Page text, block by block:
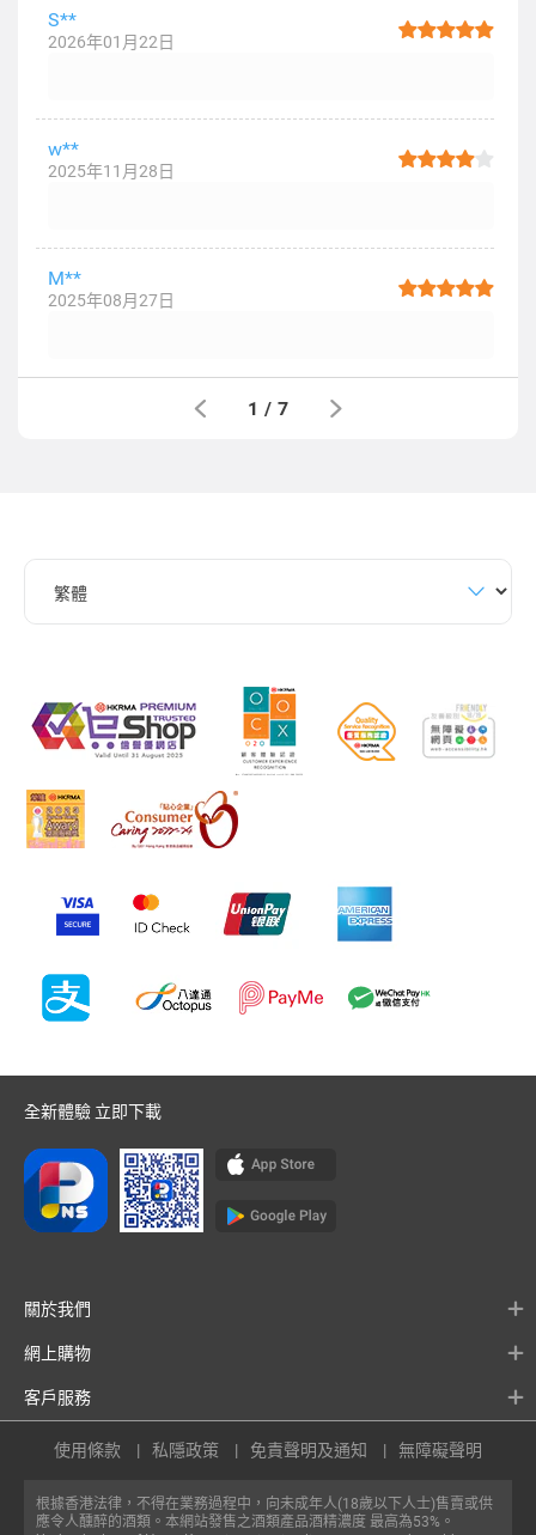
S**
2026年01月22日
w**
2025年11月28日
M**
2025年08月27日
1 / 7
全新體驗 立即下載
關於我們
網上購物
客戶服務
根據香港法律，不得在業務過程中，向未成年人(18歲以下人士)售賣或供
應令人醺醉的酒類。本網站發售之酒類產品酒精濃度 最高為53%。
使用條款 私隱政策 免責聲明及通知 無障礙聲明